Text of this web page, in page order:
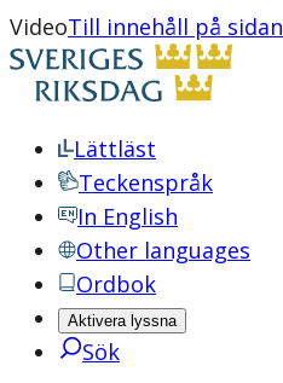
VideoTill innehåll på sidan
Lättläst
Teckenspråk
In English
Other languages
Ordbok
Aktivera lyssna
Sök